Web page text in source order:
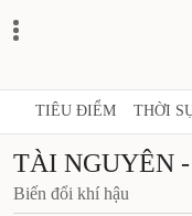
TIÊU ĐIỂM THỜI
TÀI NGUYÊN
Biến đổi khí hậu